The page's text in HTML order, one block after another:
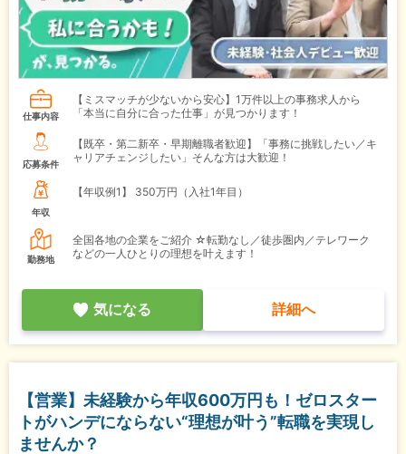
仕事内容
【ミスマッチが少ないから安心】1万件以上の事務求人から
「本当に自分に合った仕事」が見つかります！
応募条件
【既卒・第二新卒・早期離職者歓迎】「事務に挑戦したい／キ
ャリアチェンジしたい」そんな方は大歓迎！
年収
【年収例1】 350万円（入社1年目）
勤務地
全国各地の企業をご紹介 ☆転勤なし／徒歩圏内／テレワーク
などの一人ひとりの理想を叶えます！
気になる 詳細へ
【営業】未経験から年収600万円も！ゼロスター
トがハンデにならない“理想が叶う”転職を実現し
ませんか？